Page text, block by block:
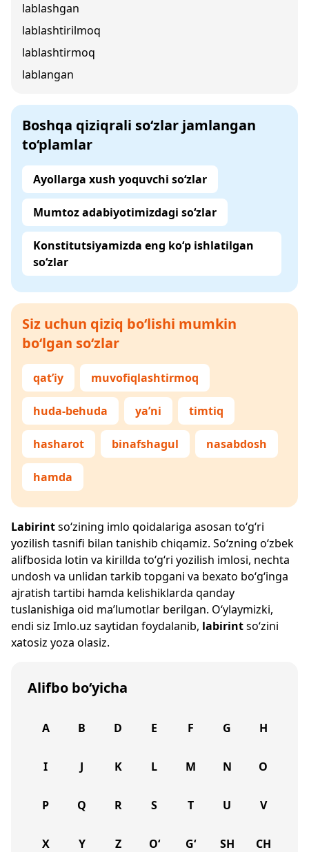
lablashgan
lablashtirilmoq
lablashtirmoq
lablangan
Boshqa qiziqrali so‘zlar jamlangan
to‘plamlar
Ayollarga xush yoquvchi so‘zlar
Mumtoz adabiyotimizdagi so‘zlar
Konstitutsiyamizda eng ko‘p ishlatilgan
so‘zlar
Siz uchun qiziq bo‘lishi mumkin
bo‘lgan so‘zlar
qat’iy muvofiqlashtirmoq
huda-behuda ya’ni timtiq
hasharot binafshagul nasabdosh
hamda
Labirintso‘zining imlo qoidalariga asosan to‘g‘ri
yozilish tasnifi bilan tanishib chiqamiz. So‘zning o‘zbek
alifbosida lotin va kirillda to‘g‘ri yozilish imlosi, nechta
undosh va unlidan tarkib topgani va bexato bo‘g‘inga
ajratish tartibi hamda kelishiklarda qanday
tuslanishiga oid ma’lumotlar berilgan. O‘ylaymizki,
endi siz Imlo.uz saytidan foydalanib, labirintso‘zini
xatosiz yoza olasiz.
Alifbo bo‘yicha
A B D E F G H
I J K L M N O
P Q R S T U V
X Y Z O‘ G‘ SH CH